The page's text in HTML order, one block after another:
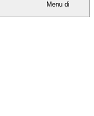
Menu di